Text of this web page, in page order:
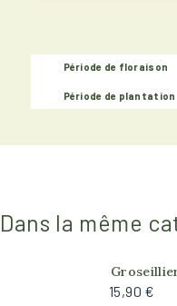
Période de floraison
Période de plantation
Dans la même
Produit
15,90 €